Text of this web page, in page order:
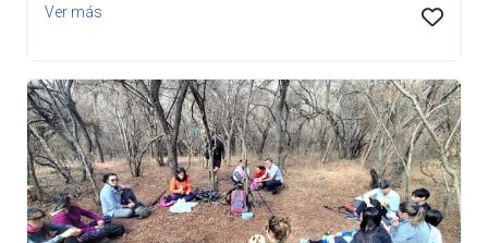
Ver más